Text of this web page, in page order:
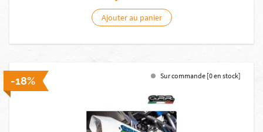
Ajouter au panier
-18% Sur commande [0 en stock]